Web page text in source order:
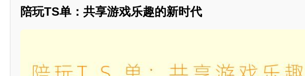
陪玩TS单：共享游戏乐趣的新时代